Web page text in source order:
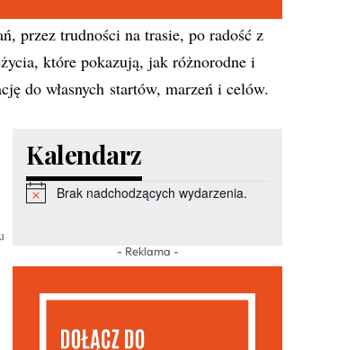
przez trudności na trasie, po radość z
które pokazują, jak różnorodne i
do własnych startów, marzeń i celów.
Kalendarz
Powiadomienie
Brak nadchodzących wydarzenia.
- Reklama -